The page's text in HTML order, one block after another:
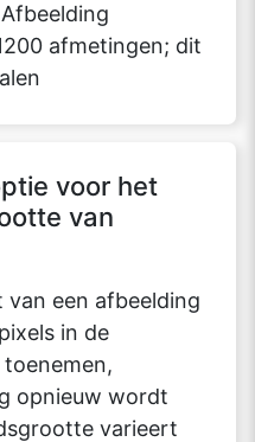
afmetingen; dit
voor het
van
een afbeelding
in de
opnieuw wordt
varieert